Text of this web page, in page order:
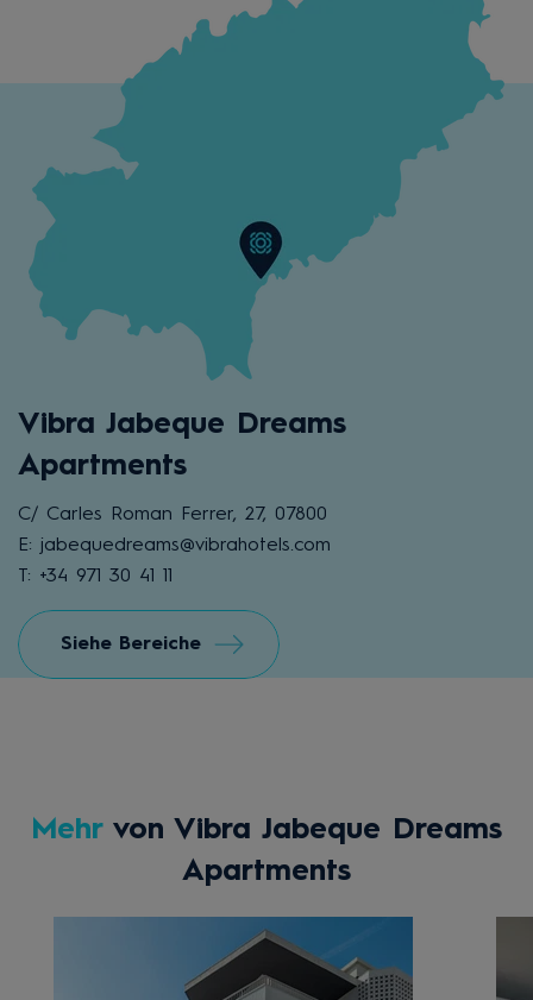
Vibra Jabeque Dreams
Apartments
C/ Carles Roman Ferrer, 27, 07800
E: jabequedreams@vibrahotels.com
T: +34 971 30 41 11
Siehe Bereiche
Mehrvon Vibra Jabeque Dreams
Apartments